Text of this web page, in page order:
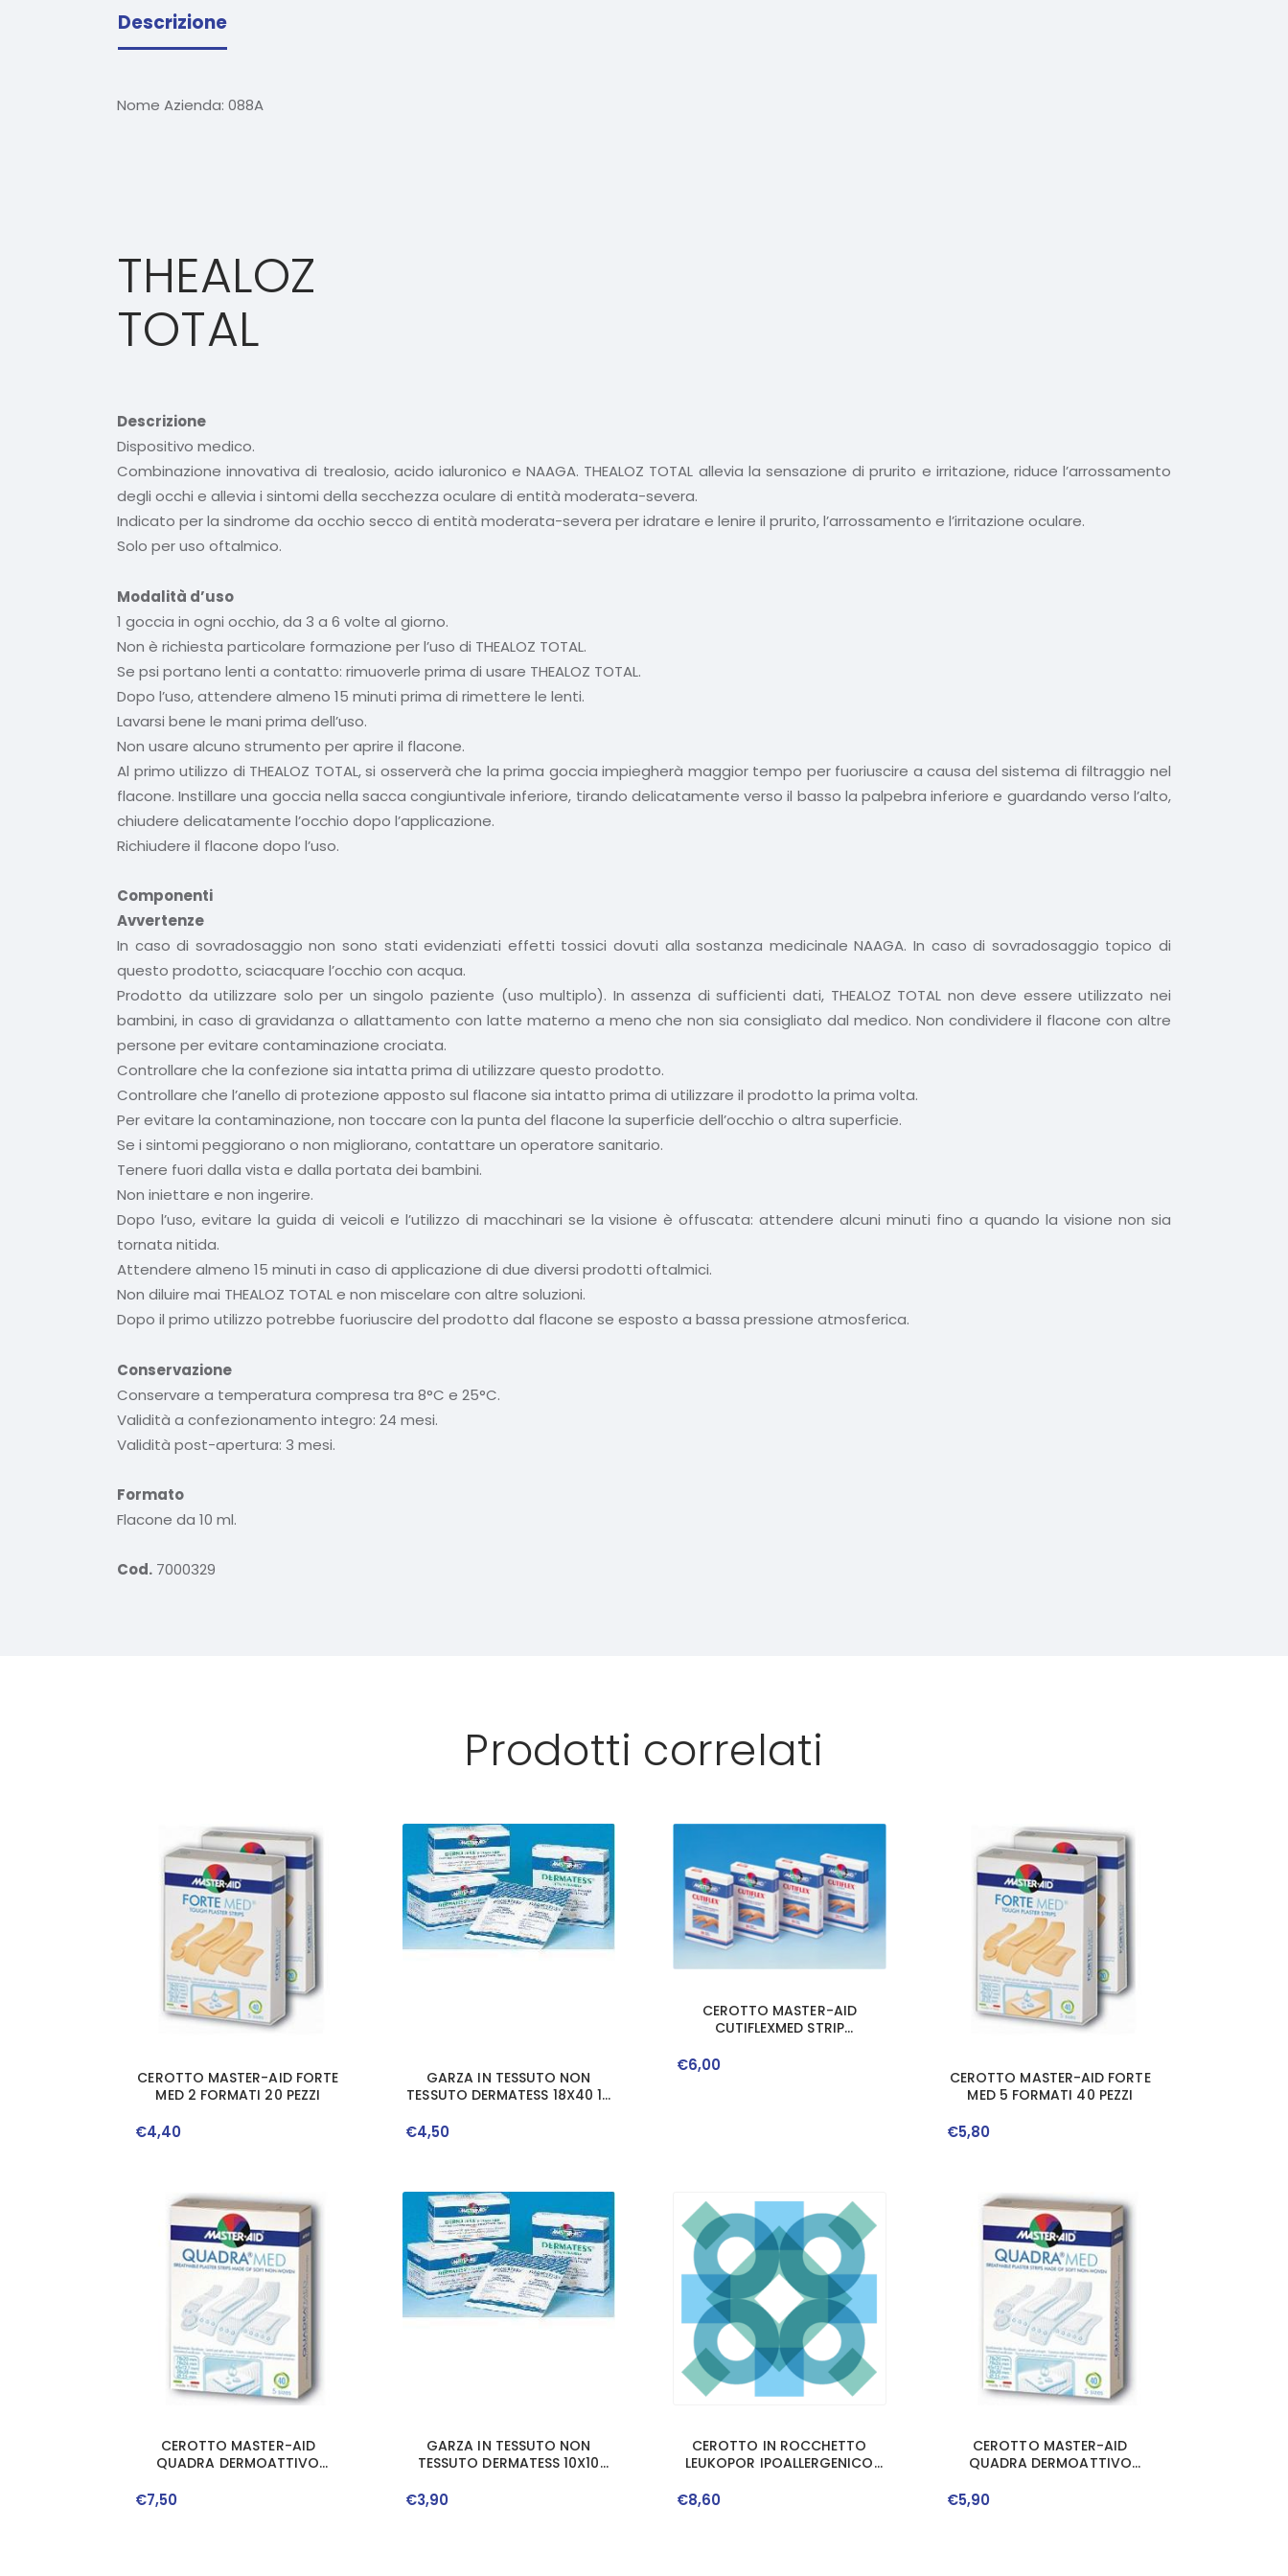
Descrizione
Nome Azienda: 088A
THEALOZ
TOTAL
Descrizione
Dispositivo medico.
Combinazione innovativa di trealosio, acido ialuronico e NAAGA. THEALOZ TOTAL allevia la sensazione di prurito e irritazione, riduce l’arrossamento
degli occhi e allevia i sintomi della secchezza oculare di entità moderata-severa.
Indicato per la sindrome da occhio secco di entità moderata-severa per idratare e lenire il prurito, l’arrossamento e l’irritazione oculare.
Solo per uso oftalmico.
Modalità d’uso
1 goccia in ogni occhio, da 3 a 6 volte al giorno.
Non è richiesta particolare formazione per l’uso di THEALOZ TOTAL.
Se psi portano lenti a contatto: rimuoverle prima di usare THEALOZ TOTAL.
Dopo l’uso, attendere almeno 15 minuti prima di rimettere le lenti.
Lavarsi bene le mani prima dell’uso.
Non usare alcuno strumento per aprire il flacone.
Al primo utilizzo di THEALOZ TOTAL, si osserverà che la prima goccia impiegherà maggior tempo per fuoriuscire a causa del sistema di filtraggio nel
flacone. Instillare una goccia nella sacca congiuntivale inferiore, tirando delicatamente verso il basso la palpebra inferiore e guardando verso l’alto,
chiudere delicatamente l’occhio dopo l’applicazione.
Richiudere il flacone dopo l’uso.
Componenti
Avvertenze
In caso di sovradosaggio non sono stati evidenziati effetti tossici dovuti alla sostanza medicinale NAAGA. In caso di sovradosaggio topico di
questo prodotto, sciacquare l’occhio con acqua.
Prodotto da utilizzare solo per un singolo paziente (uso multiplo). In assenza di sufficienti dati, THEALOZ TOTAL non deve essere utilizzato nei
bambini, in caso di gravidanza o allattamento con latte materno a meno che non sia consigliato dal medico. Non condividere il flacone con altre
persone per evitare contaminazione crociata.
Controllare che la confezione sia intatta prima di utilizzare questo prodotto.
Controllare che l’anello di protezione apposto sul flacone sia intatto prima di utilizzare il prodotto la prima volta.
Per evitare la contaminazione, non toccare con la punta del flacone la superficie dell’occhio o altra superficie.
Se i sintomi peggiorano o non migliorano, contattare un operatore sanitario.
Tenere fuori dalla vista e dalla portata dei bambini.
Non iniettare e non ingerire.
Dopo l’uso, evitare la guida di veicoli e l’utilizzo di macchinari se la visione è offuscata: attendere alcuni minuti fino a quando la visione non sia
tornata nitida.
Attendere almeno 15 minuti in caso di applicazione di due diversi prodotti oftalmici.
Non diluire mai THEALOZ TOTAL e non miscelare con altre soluzioni.
Dopo il primo utilizzo potrebbe fuoriuscire del prodotto dal flacone se esposto a bassa pressione atmosferica.
Conservazione
Conservare a temperatura compresa tra 8°C e 25°C.
Validità a confezionamento integro: 24 mesi.
Validità post-apertura: 3 mesi.
Formato
Flacone da 10 ml.
Cod. 7000329
Prodotti correlati
CEROTTO MASTER-AID FORTE
MED 2 FORMATI 20 PEZZI
€4,40
GARZA IN TESSUTO NON
TESSUTO DERMATESS 18X40 12
€4,50
CEROTTO MASTER-AID
CUTIFLEXMED STRIP
SUPPORTO IN POLIURETANO 4
€6,00
CEROTTO MASTER-AID FORTE
MED 5 FORMATI 40 PEZZI
€5,80
CEROTTO MASTER-AID
QUADRA DERMOATTIVO
€7,50
GARZA IN TESSUTO NON
TESSUTO DERMATESS 10X10
€3,90
CEROTTO IN ROCCHETTO
LEUKOPOR IPOALLERGENICO
BIANCO 2,5X920 CM CON
€8,60
CEROTTO MASTER-AID
QUADRA DERMOATTIVO
€5,90